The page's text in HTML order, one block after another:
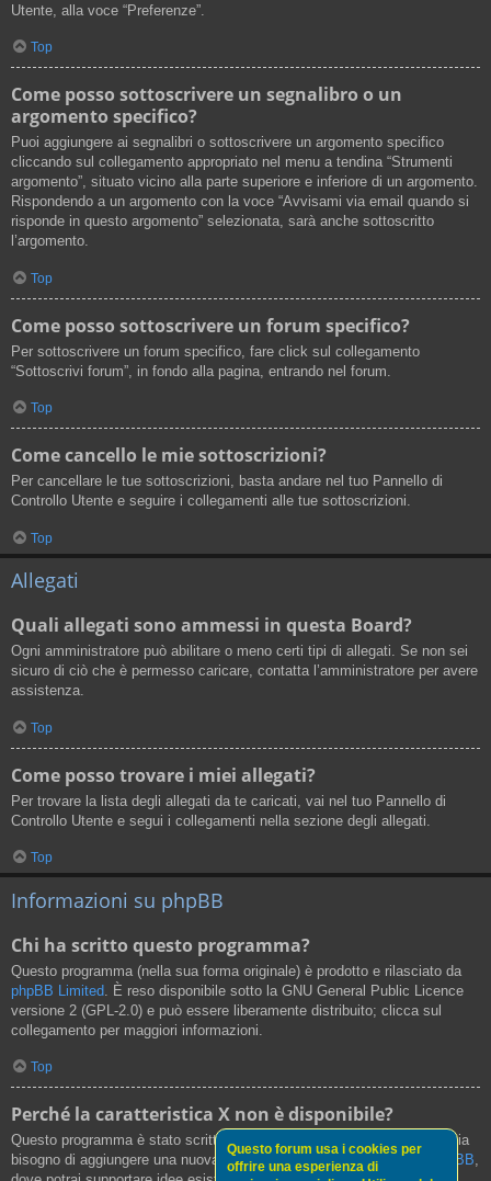
Utente, alla voce “Preferenze”.
Top
Come posso sottoscrivere un segnalibro o un
argomento specifico?
Puoi aggiungere ai segnalibri o sottoscrivere un argomento specifico
cliccando sul collegamento appropriato nel menu a tendina “Strumenti
argomento”, situato vicino alla parte superiore e inferiore di un argomento.
Rispondendo a un argomento con la voce “Avvisami via email quando si
risponde in questo argomento” selezionata, sarà anche sottoscritto
l’argomento.
Top
Come posso sottoscrivere un forum specifico?
Per sottoscrivere un forum specifico, fare click sul collegamento
“Sottoscrivi forum”, in fondo alla pagina, entrando nel forum.
Top
Come cancello le mie sottoscrizioni?
Per cancellare le tue sottoscrizioni, basta andare nel tuo Pannello di
Controllo Utente e seguire i collegamenti alle tue sottoscrizioni.
Top
Allegati
Quali allegati sono ammessi in questa Board?
Ogni amministratore può abilitare o meno certi tipi di allegati. Se non sei
sicuro di ciò che è permesso caricare, contatta l’amministratore per avere
assistenza.
Top
Come posso trovare i miei allegati?
Per trovare la lista degli allegati da te caricati, vai nel tuo Pannello di
Controllo Utente e segui i collegamenti nella sezione degli allegati.
Top
Informazioni su phpBB
Chi ha scritto questo programma?
Questo programma (nella sua forma originale) è prodotto e rilasciato da
phpBB Limited . È reso disponibile sotto la GNU General Public Licence
versione 2 (GPL-2.0) e può essere liberamente distribuito; clicca sul
collegamento per maggiori informazioni.
Top
Perché la caratteristica X non è disponibile?
Questo programma è stato scritto da phpBB Limited. Se credi che ci sia
bisogno di aggiungere una nuova funzionalità, visita ilCentro Idee phpBB,
Questo forum usa i cookies per
offrire una esperienza di